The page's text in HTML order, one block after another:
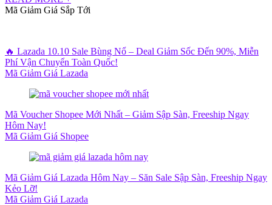
Mã Giảm Giá Sắp Tới
🔥 Lazada 10.10 Sale Bùng Nổ – Deal Giảm Sốc Đến 90%, Miễn
Phí Vận Chuyển Toàn Quốc!
Mã Giảm Giá Lazada
Mã Voucher Shopee Mới Nhất – Giảm Sập Sàn, Freeship Ngay
Hôm Nay!
Mã Giảm Giá Shopee
Mã Giảm Giá Lazada Hôm Nay – Săn Sale Sập Sàn, Freeship Ngay
Kẻo Lỡ!
Mã Giảm Giá Lazada